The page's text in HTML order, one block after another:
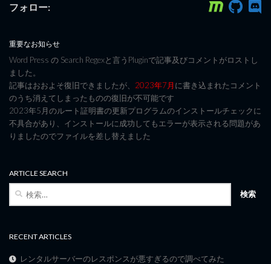
フォロー:
重要なお知らせ
Word Press の Search Regexと言うPluginで記事及びコメントがロストし
ました。
記事はおおよそ復旧できましたが、 2023年7月に書き込まれたコメント
のうち消えてしまったものの復旧が不可能です
2023年5月のルート証明書の更新プログラムのインストールチェックに
不具合があり、インストールに成功してもエラーが表示される問題があ
りましたのでファイルを差し替えました
ARTICLE SEARCH
RECENT ARTICLES
レンタルサーバーのレスポンスが悪すぎるので調べてみた